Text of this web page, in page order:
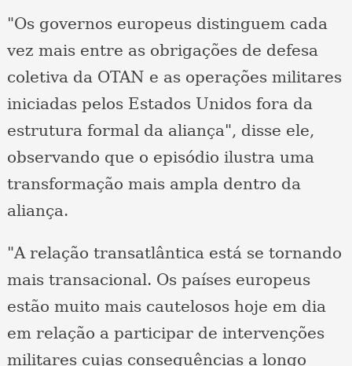
"Os governos europeus distinguem cada
vez mais entre as obrigações de defesa
coletiva da OTAN e as operações militares
iniciadas pelos Estados Unidos fora da
estrutura formal da aliança", disse ele,
observando que o episódio ilustra uma
transformação mais ampla dentro da
aliança.
"A relação transatlântica está se tornando
mais transacional. Os países europeus
estão muito mais cautelosos hoje em dia
em relação a participar de intervenções
militares cujas consequências a longo